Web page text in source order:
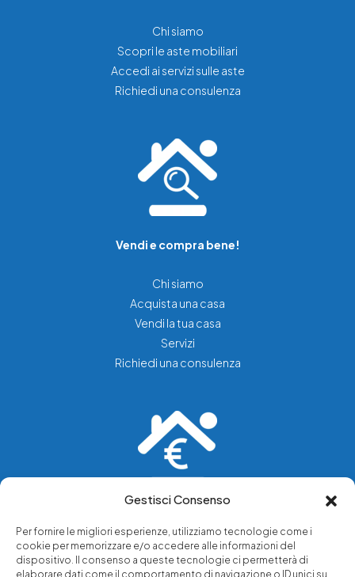
Gestisci Consenso
Per fornire le migliori esperienze, utilizziamo tecnologie come i
cookie per memorizzare e/o accedere alle informazioni del
dispositivo. Il consenso a queste tecnologie ci permetterà di
elaborare dati come il comportamento di navigazione o ID unici su
Chi siamo
Scopri le aste mobiliari
Accedi ai servizi sulle aste
Richiedi una consulenza
Vendi e compra bene!
Chi siamo
Acquista una casa
Vendi la tua casa
Servizi
Richiedi una consulenza
Chi siamo